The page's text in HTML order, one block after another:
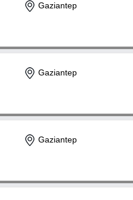
Gaziantep
Gaziantep
Gaziantep